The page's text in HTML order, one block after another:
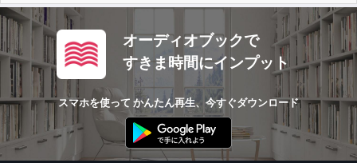
オーディオブックで
すきま時間にインプット
スマホを使って かんたん再生、今すぐダウンロード